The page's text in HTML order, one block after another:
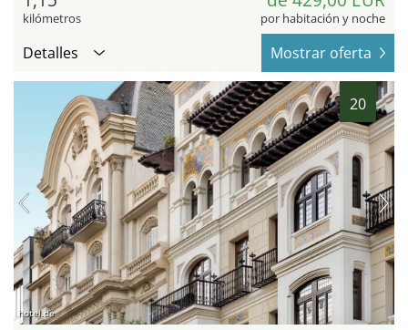
kilómetros por habitación y noche
Detalles Mostrar oferta
20
hotel.de